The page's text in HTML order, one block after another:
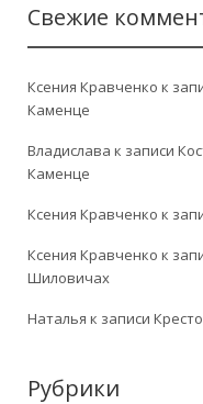
Свежие
Ксения Кравченко к
Каменце
Владислава к записи
Каменце
Ксения Кравченко к
Ксения Кравченко к
Шиловичах
Наталья к записи
Рубрики